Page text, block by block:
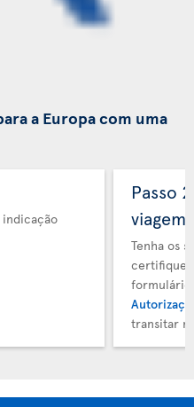
a Europa com uma
indicação
Passo
viagem
Tenha os
certifique-
transitar